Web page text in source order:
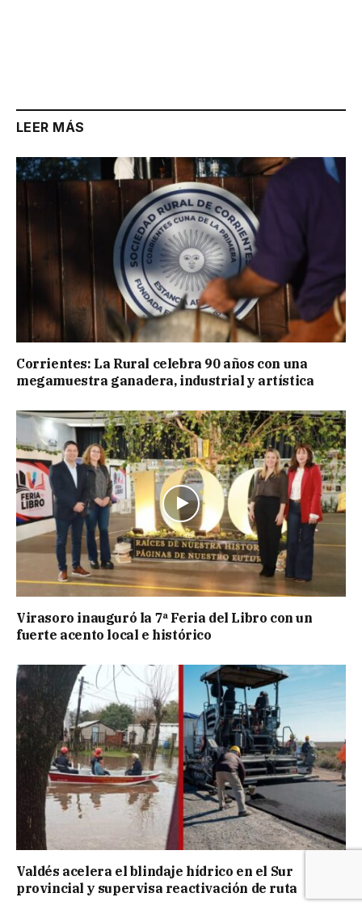
LEER MÁS
Corrientes: La Rural celebra 90 años con una
megamuestra ganadera, industrial y artística
Virasoro inauguró la 7ª Feria del Libro con un
fuerte acento local e histórico
Valdés acelera el blindaje hídrico en el Sur
provincial y supervisa reactivación de ruta